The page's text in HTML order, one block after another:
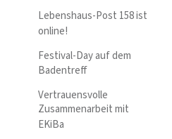
Lebenshaus-Post 158 ist
online!
Festival-Day auf dem
Badentreff
Vertrauensvolle
Zusammenarbeit mit
EKiBa